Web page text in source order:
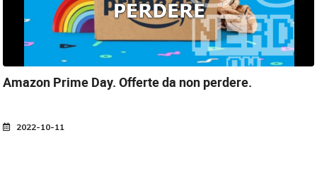
Amazon Prime Day.Offerte da non perdere.
2022-10-11